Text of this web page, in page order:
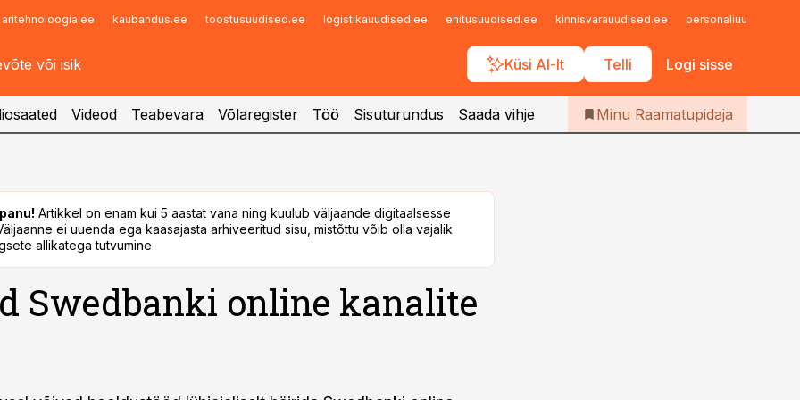
aritehnoloogia.ee kaubandus.ee toostusuudised.ee logistikauudised.ee ehitusuudised.ee kinnisvarauudised.ee personaliuudised.ee
Küsi AI-lt Telli Logi sisse
Infopank
Iseteenindus
Telli Raamatupidaja
Videod Teabevara Võlaregister Töö Sisuturundus Saada vihje Minu Raamatupidaja
Artikkel on enam kui 5 aastat vana ning kuulub väljaande digitaalsesse
ei uuenda ega kaasajasta arhiveeritud sisu, mistõttu võib olla vajalik
allikatega tutvumine
Swedbanki online kanalite